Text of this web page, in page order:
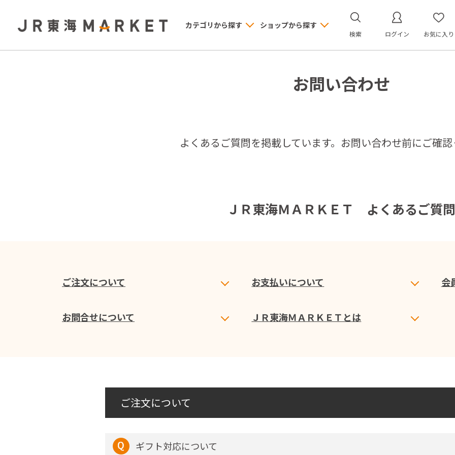
カテゴリから探す ショップから探す
検索 ログイン お気に入り
お問い合わせ
よくあるご質問を掲載しています。お問い合わせ前にご確認
ＪＲ東海ＭＡＲＫＥＴ よくあるご質問
ご注文について お支払いについて 会
お問合せについて ＪＲ東海ＭＡＲＫＥＴとは
ご注文について
ギフト対応について